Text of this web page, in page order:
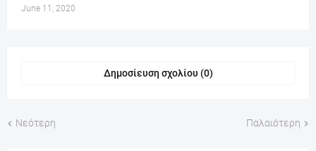
June 11, 2020
Δημοσίευση σχολίου (0)
Νεότερη Παλαιότερη